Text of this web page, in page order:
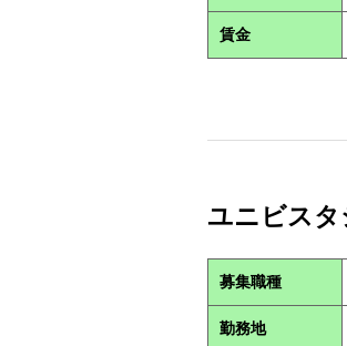
賃金
ユニビスタ
募集職種
勤務地